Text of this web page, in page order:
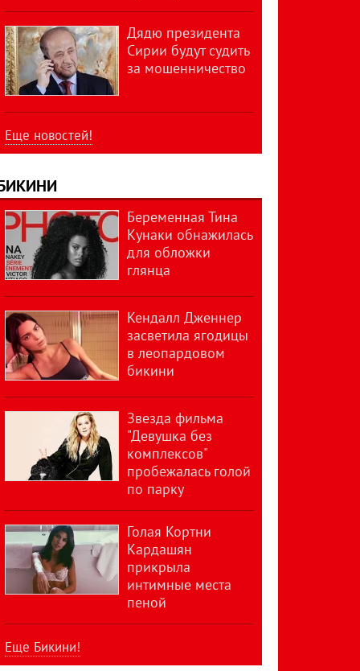
Дядю президента
Сирии будут судить
за мошенничество
Еще новостей!
Беременная Тина
Кунаки обнажилась
для обложки
глянца
Кендалл Дженнер
засветила ягодицы
в леопардовом
бикини
Звезда фильма
"Девушка без
комплексов"
пробежалась голой
по парку
Голая Кортни
Кардашян
прикрыла
интимные места
пеной
Еще Бикини!